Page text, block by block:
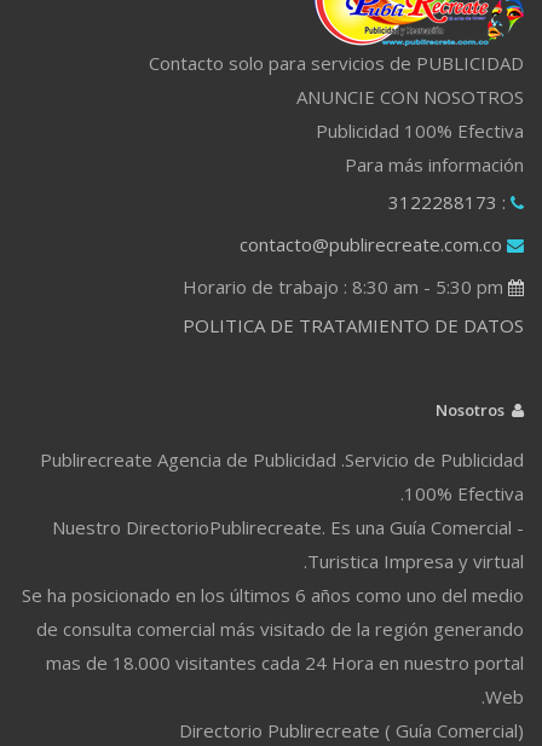
Contacto solo para servicios de PUBLICIDAD
ANUNCIE CON NOSOTROS
Publicidad 100% Efectiva
Para más información
: 3122288173
contacto@publirecreate.com.co
POLITICA DE TRATAMIENTO DE DATOS
Publirecreate Agencia de Publicidad .Servicio de Publicidad
100% Efectiva.
Nuestro DirectorioPublirecreate. Es una Guía Comercial -
Turistica Impresa y virtual.
Se ha posicionado en los últimos 6 años como uno del medio
de consulta comercial más visitado de la región generando
mas de 18.000 visitantes cada 24 Hora en nuestro portal
Web.
Directorio Publirecreate ( Guía Comercial)